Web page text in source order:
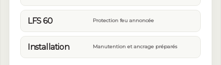
LFS 60 Protection feu annoncée
Installation Manutention et ancrage préparés